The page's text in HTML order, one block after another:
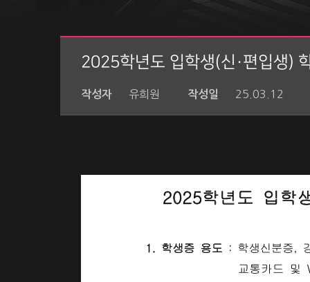
2025학년도 입학생(신·편입생)
작성자 유희원 작성일 25.03.12